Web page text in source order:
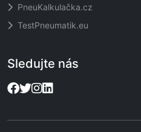
PneuKalkulačka.cz
TestPneumatik.eu
Sledujte nás